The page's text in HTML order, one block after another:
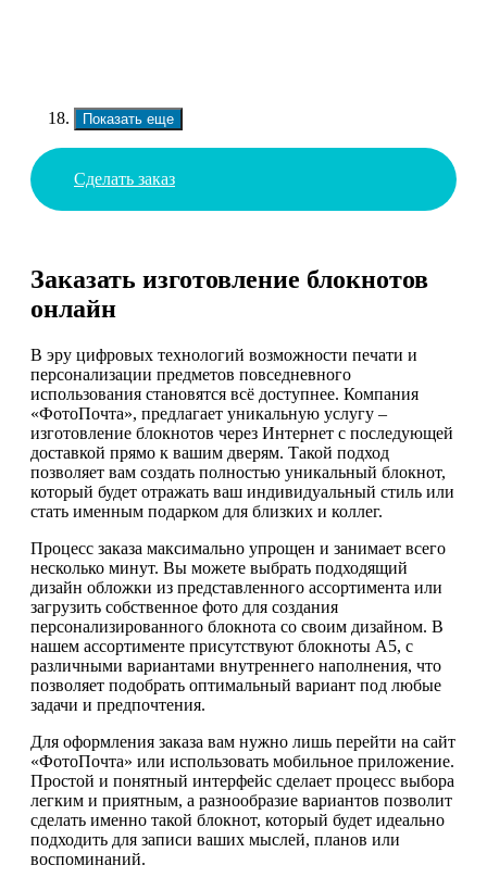
Показать еще
Сделать заказ
Заказать изготовление блокнотов
онлайн
В эру цифровых технологий возможности печати и
персонализации предметов повседневного
использования становятся всё доступнее. Компания
«ФотоПочта», предлагает уникальную услугу –
изготовление блокнотов через Интернет с последующей
доставкой прямо к вашим дверям. Такой подход
позволяет вам создать полностью уникальный блокнот,
который будет отражать ваш индивидуальный стиль или
стать именным подарком для близких и коллег.
Процесс заказа максимально упрощен и занимает всего
несколько минут. Вы можете выбрать подходящий
дизайн обложки из представленного ассортимента или
загрузить собственное фото для создания
персонализированного блокнота со своим дизайном. В
нашем ассортименте присутствуют блокноты А5, с
различными вариантами внутреннего наполнения, что
позволяет подобрать оптимальный вариант под любые
задачи и предпочтения.
Для оформления заказа вам нужно лишь перейти на сайт
«ФотоПочта» или использовать мобильное приложение.
Простой и понятный интерфейс сделает процесс выбора
легким и приятным, а разнообразие вариантов позволит
сделать именно такой блокнот, который будет идеально
подходить для записи ваших мыслей, планов или
воспоминаний.